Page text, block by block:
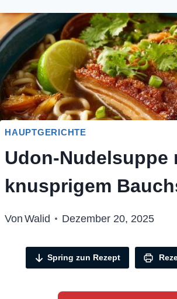
HAUPTGERICHTE
Udon-Nudelsuppe
knusprigem
Von Walid Dezember 20, 2025
Spring zun Rezept